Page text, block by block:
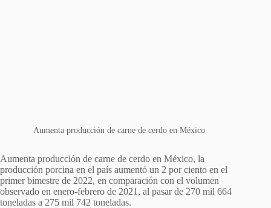
Aumenta producción de carne de cerdo en México
Aumenta producción de carne de cerdo en México, la
producción porcina en el país aumentó un 2 por ciento en el
primer bimestre de 2022, en comparación con el volumen
observado en enero-febrero de 2021, al pasar de 270 mil 664
toneladas a 275 mil 742 toneladas.